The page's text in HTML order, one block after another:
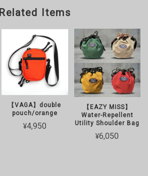
Related Items
【VAGA】double
pouch/orange
¥4,950
【EAZY MISS】
Water-Repellent
Utility Shoulder Bag
¥6,050